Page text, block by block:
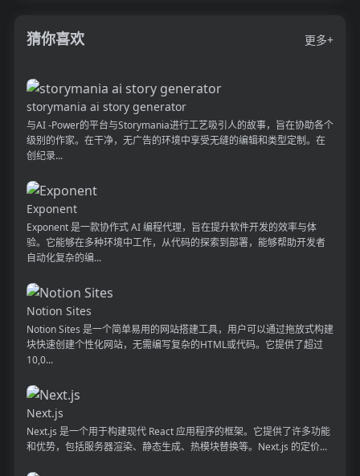
猜你喜欢 更多+
storymania ai story generator
与AI -Power的平台与Storymania进行工艺吸引人的故事，旨在协助各个
级别的作家。在干净，无广告的环境中享受无缝的编辑和类型定制。在
创纪录...
Exponent
Exponent 是一款协作式 AI 编程代理，旨在提升软件开发的效率与体
验。它能够在多种环境中工作，从代码的探索到部署，能够帮助开发者
自动化复杂的编...
Notion Sites
Notion Sites 是一个简单易用的网站搭建工具，用户可以通过拖放式构建
块快速创建个性化网站，无需编写复杂的HTML或代码。它提供了超过
10,0...
Next.js
Next.js 是一个用于构建现代 React 应用程序的框架。它提供了许多功能
和优势，包括服务器渲染、静态生成、热模块替换等。Next.js 的定价...